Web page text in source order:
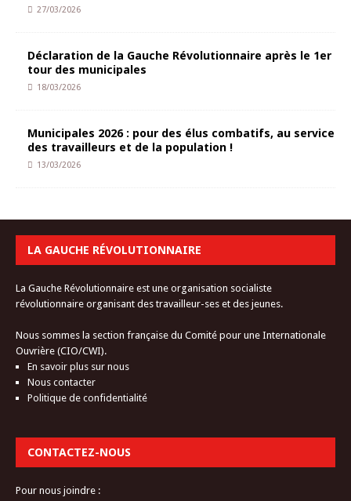
27/03/2026
Déclaration de la Gauche Révolutionnaire après le 1er
tour des municipales
18/03/2026
Municipales 2026 : pour des élus combatifs, au service
des travailleurs et de la population !
13/03/2026
LA GAUCHE RÉVOLUTIONNAIRE
La Gauche Révolutionnaire est une organisation socialiste
révolutionnaire organisant des travailleur-ses et des jeunes.
Nous sommes la section française du Comité pour une Internationale
Ouvrière (CIO/CWI).
En savoir plus sur nous
Nous contacter
Politique de confidentialité
CONTACTEZ-NOUS
Pour nous joindre :